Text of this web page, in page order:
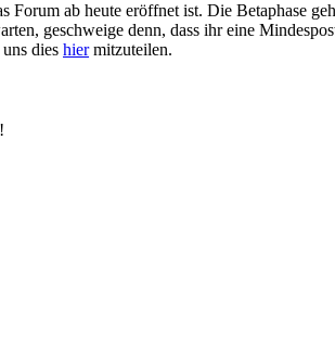
Forum ab heute eröffnet ist. Die Betaphase
geschweige denn, dass ihr eine
dies hiermitzuteilen.